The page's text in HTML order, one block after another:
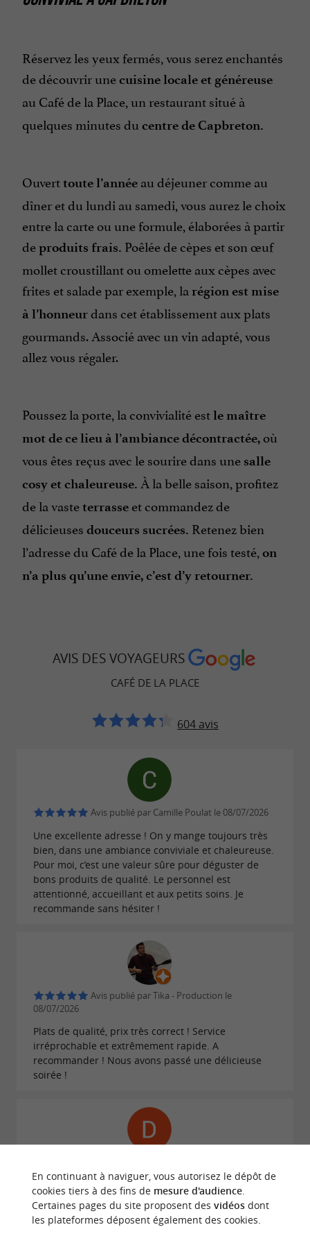
Réservez les yeux fermés, vous serez enchantés
de découvrir unecuisine locale et généreuse
au Café de la Place, un restaurant situé à
quelques minutes du centre de Capbreton.
Ouverttoute l’année au déjeuner comme au
dîner et du lundi au samedi, vous aurez le choix
entre la carte ou une formule, élaborées à partir
deproduits frais. Poêlée de cèpes et son œuf
mollet croustillant ou omelette aux cèpes avec
frites et salade par exemple, la région est mise
à l’honneurdans cet établissement aux plats
gourmands. Associé avec un vin adapté, vous
allez vous régaler.
Poussez la porte, la convivialité estle maître
mot de ce lieu à l’ambiance décontractée,où
vous êtes reçus avec le sourire dans une salle
cosy et chaleureuse. À la belle saison, profitez
de la vasteterrasse et commandez de
délicieuses douceurs sucrées. Retenez bien
l’adresse du Café de la Place, une fois testé, on
n’a plus qu’une envie, c’est d’y retourner.
AVIS DES VOYAGEURS
CAFÉ DE LA PLACE
604 avis
Avis publié par Camille Poulat le 08/07/2026
Une excellente adresse ! On y mange toujours très
bien, dans une ambiance conviviale et chaleureuse.
Pour moi, c’est une valeur sûre pour déguster de
bons produits de qualité. Le personnel est
attentionné, accueillant et aux petits soins. Je
recommande sans hésiter !
Avis publié par Tika - Production le
08/07/2026
Plats de qualité, prix très correct ! Service
irréprochable et extrêmement rapide. A
recommander ! Nous avons passé une délicieuse
soirée !
LIRE TOUS LES AVIS
ECRIRE UN AVIS
En continuant à naviguer, vous autorisez le dépôt de
cookies tiers à des fins de mesure d'audience.
Certaines pages du site proposent des vidéosdont
les plateformes déposent également des cookies.